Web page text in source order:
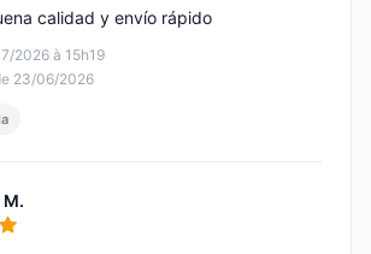
2026 à 15h19
23/06/2026
calidad y envío rápido
5